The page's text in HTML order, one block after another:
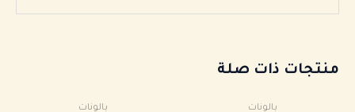
منتجات ذات صلة
بالونات بالونات